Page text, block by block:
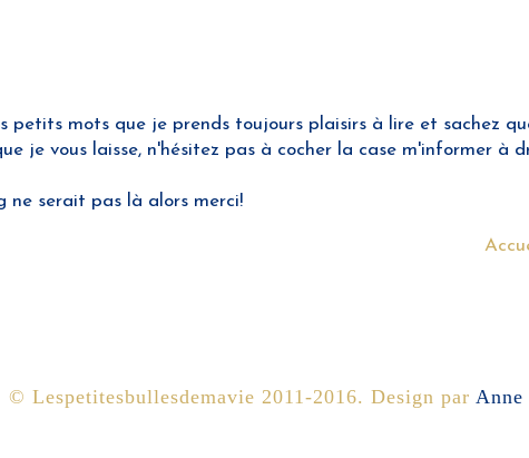
petits mots que je prends toujours plaisirs à lire et sachez
je vous laisse, n'hésitez pas à cocher la case m'informer à
ne serait pas là alors merci!
© Lespetitesbullesdemavie 2011-2016. Design par Anne